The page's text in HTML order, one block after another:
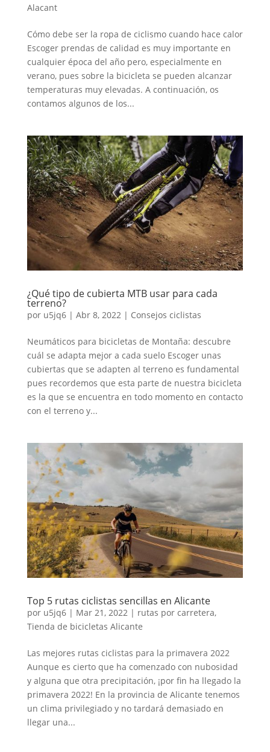
Alacant
Cómo debe ser la ropa de ciclismo cuando hace calor
Escoger prendas de calidad es muy importante en
cualquier época del año pero, especialmente en
verano, pues sobre la bicicleta se pueden alcanzar
temperaturas muy elevadas. A continuación, os
contamos algunos de los...
¿Qué tipo de cubierta MTB usar para cada
terreno?
por u5jq6| Abr 8, 2022| Consejos ciclistas
Neumáticos para bicicletas de Montaña: descubre
cuál se adapta mejor a cada suelo Escoger unas
cubiertas que se adapten al terreno es fundamental
pues recordemos que esta parte de nuestra bicicleta
es la que se encuentra en todo momento en contacto
con el terreno y...
Top 5 rutas ciclistas sencillas en Alicante
por u5jq6| Mar 21, 2022| rutas por carretera,
Tienda de bicicletas Alicante
Las mejores rutas ciclistas para la primavera 2022
Aunque es cierto que ha comenzado con nubosidad
y alguna que otra precipitación, ¡por fin ha llegado la
primavera 2022! En la provincia de Alicante tenemos
un clima privilegiado y no tardará demasiado en
llegar una...